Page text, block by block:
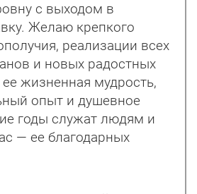
с выходом в
Желаю крепкого
реализации всех
и новых радостных
жизненная мудрость,
опыт и душевное
годы служат людям и
— ее благодарных